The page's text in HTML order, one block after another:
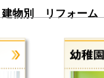
建物別 リフォーム